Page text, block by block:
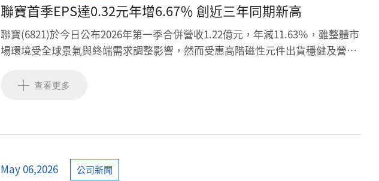
聯寶首季EPS達0.32元年增6.67％ 創近三年同期新高
聯寶(6821)於今日公布2026年第一季合併營收1.22億元，年減11.63％，雖整體市
場環境受全球景氣與終端需求調整影響，然而受惠高階磁性元件出貨穩健及營運
每股稅後盈餘(EPS)達0.32元，年增6.67％，並創近三年同期新高表現，不僅展現
查看更多
May 06,2026 公司新聞